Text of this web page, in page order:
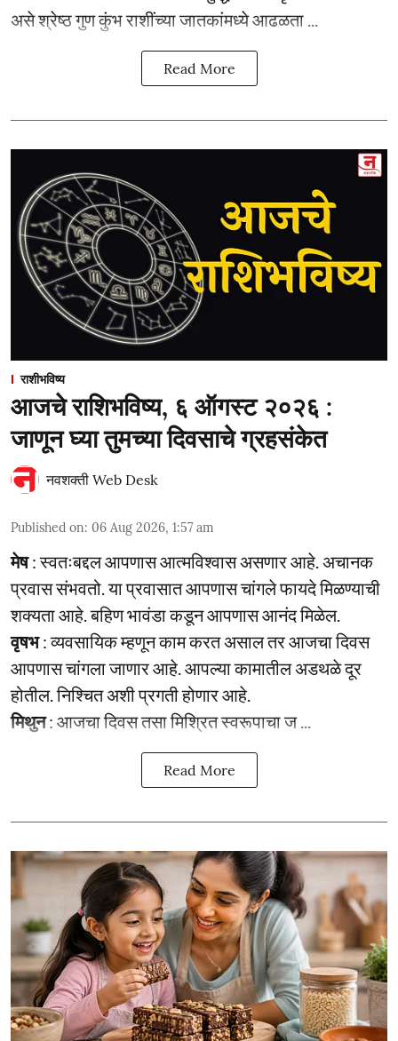
असे श्रेष्ठ गुण कुंभ राशींच्या जातकांमध्ये आढळता ...
Read More
राशीभविष्य
आजचे राशिभविष्य, ६ ऑगस्ट २०२६ :
जाणून घ्या तुमच्या दिवसाचे ग्रहसंकेत
नवशक्ती Web Desk
Published on: 06 Aug 2026, 1:57 am
मेष: स्वतःबद्दल आपणास आत्मविश्वास असणार आहे. अचानक
प्रवास संभवतो. या प्रवासात आपणास चांगले फायदे मिळण्याची
शक्यता आहे. बहिण भावंडा कडून आपणास आनंद मिळेल.
वृषभ: व्यवसायिक म्हणून काम करत असाल तर आजचा दिवस
आपणास चांगला जाणार आहे. आपल्या कामातील अडथळे दूर
होतील. निश्चित अशी प्रगती होणार आहे.
मिथुन: आजचा दिवस तसा मिश्रित स्वरूपाचा ज ...
Read More